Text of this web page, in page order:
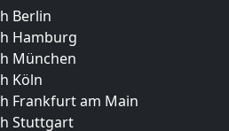
Berlin
Hamburg
München
Köln
Frankfurt am Main
Stuttgart